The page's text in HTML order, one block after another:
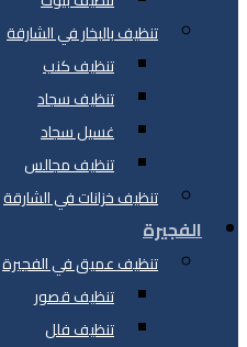
تنظيف بالبخار في الشارقة
تنظيف كنب
تنظيف سجاد
غسيل سجاد
تنظيف مجالس
تنظيف خزانات في الشارقة
الفجيرة
تنظيف عميق في الفجيرة
تنظيف قصور
تنظيف فلل